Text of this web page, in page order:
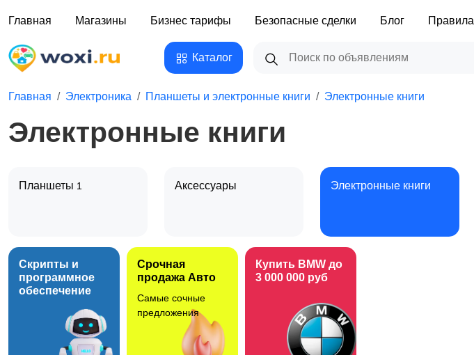
Главная Магазины Бизнес тарифы Безопасные сделки Блог Правила
Каталог
Главная Электроника Планшеты и электронные книги Электронные книги
Электронные книги
Планшеты 1 Аксессуары Электронные книги
Скрипты и
программное
обеспечение
Срочная
продажа Авто
Самые сочные
предложения
Купить BMW до
3 000 000 руб